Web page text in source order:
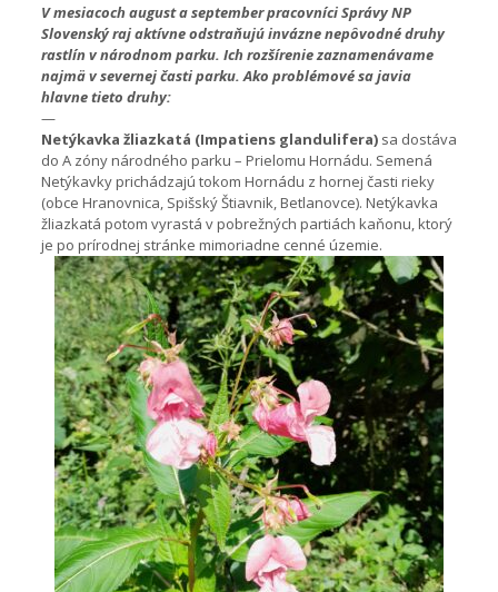
V mesiacoch august a september pracovníci Správy NP
Slovenský raj aktívne odstraňujú invázne nepôvodné druhy
rastlín v národnom parku. Ich rozšírenie zaznamenávame
najmä v severnej časti parku. Ako problémové sa javia
hlavne tieto druhy:
—
Netýkavka žliazkatá (Impatiens glandulifera)sa dostáva
do A zóny národného parku – Prielomu Hornádu. Semená
Netýkavky prichádzajú tokom Hornádu z hornej časti rieky
(obce Hranovnica, Spišský Štiavnik, Betlanovce). Netýkavka
žliazkatá potom vyrastá v pobrežných partiách kaňonu, ktorý
je po prírodnej stránke mimoriadne cenné územie.